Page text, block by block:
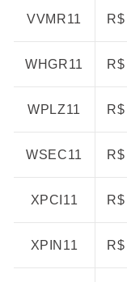
VVMR11
WHGR11
WPLZ11
WSEC11
XPCI11
XPIN11